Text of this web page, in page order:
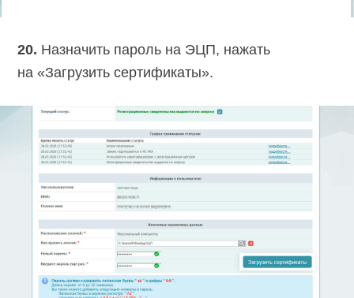
20. Назначить пароль на ЭЦП, нажать
на «Загрузить сертификаты».